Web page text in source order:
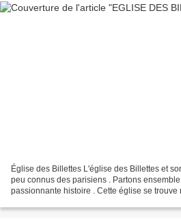
Église des Billettes L'église des Billettes et
peu connus des parisiens . Partons
passionnante histoire . Cette église se trouve